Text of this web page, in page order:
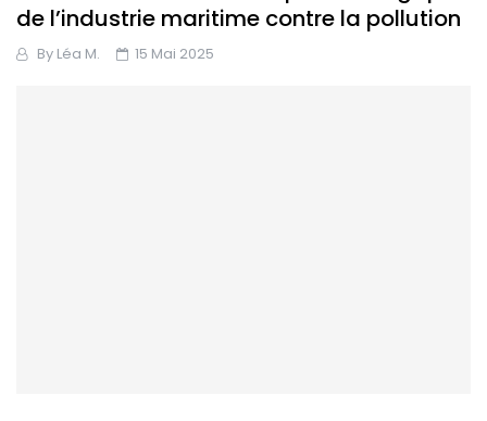
de l’industrie maritime contre la pollution
By Léa M. 15 Mai 2025